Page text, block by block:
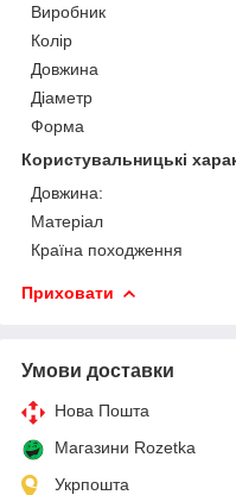
Виробник
Колір
Довжина
Діаметр
Форма
Користувальницькі
Довжина:
Матеріал
Країна походження
Приховати
Умови доставки
Нова Пошта
Магазини Rozetka
Укрпошта